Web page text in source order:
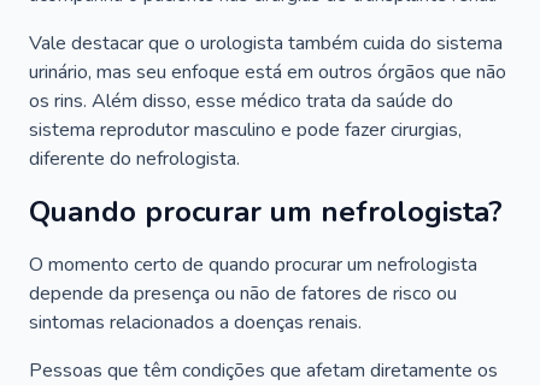
Vale destacar que o urologista também cuida do sistema
urinário, mas seu enfoque está em outros órgãos que não
os rins. Além disso, esse médico trata da saúde do
sistema reprodutor masculino e pode fazer cirurgias,
diferente do nefrologista.
Quando procurar um nefrologista?
O momento certo de quando procurar um nefrologista
depende da presença ou não de fatores de risco ou
sintomas relacionados a doenças renais.
Pessoas que têm condições que afetam diretamente os